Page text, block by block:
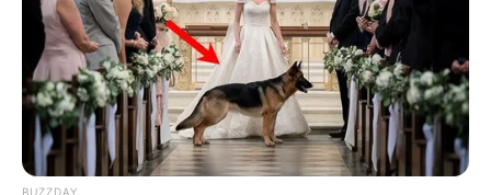
BUZZDAY